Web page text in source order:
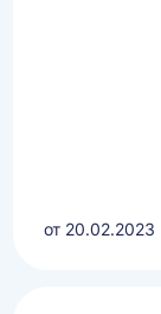
от 20.02.2023